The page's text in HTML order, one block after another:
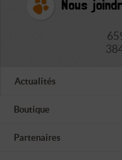
Nous
Actualités
Boutique
Partenaires